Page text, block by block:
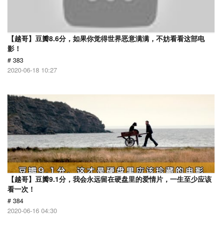
【越哥】豆瓣8.6分，如果你觉得世界恶意满满，不妨看看这部电
影！
# 383
2020-06-18 10:27
【越哥】豆瓣9.1分，我会永远留在硬盘里的爱情片，一生至少应该
看一次！
# 384
2020-06-16 04:30